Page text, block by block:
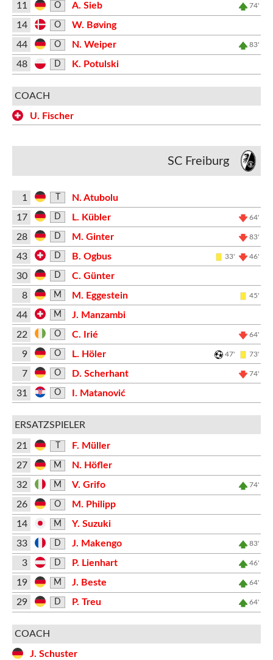
11
O A. Sieb 74'
14 O
W. Bøving
44
O N. Weiper 83'
48 D K. Potulski
COACH
U. Fischer
SC Freiburg
1
N. Atubolu
17
D L. Kübler 64'
28 D M. Ginter 83'
43 D B. Ogbus 33' 46'
30 D
C. Günter
8
M M. Eggestein 45'
44 M
J. Manzambi
22
O C. Irié 64'
9 O L. Höler 47' 73'
7 O D. Scherhant 74'
31 O I. Matanović
ERSATZSPIELER
21
F. Müller
27
M
N. Höfler
32
M V. Grifo 74'
26 O
M. Philipp
14
M
Y. Suzuki
33
D J. Makengo 83'
3 D P. Lienhart 46'
19 M J. Beste 64'
29 D P. Treu 64'
COACH
J. Schuster